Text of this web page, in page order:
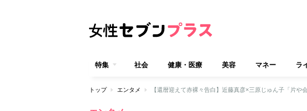
特集 社会 健康・医療 美容 マネー ラ
トップ エンタメ